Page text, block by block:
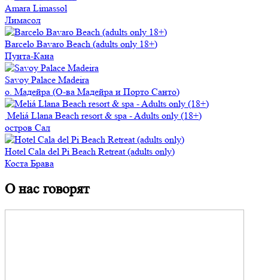
Amara Limassol
Лимаcол
Barcelo Bavaro Beach (adults only 18+)
Пунта-Кана
Savoy Palace Madeira
о. Мадейра (О-ва Мадейра и Порто Санто)
Meliá Llana Beach resort & spa - Adults only (18+)
остров Сал
Hotel Cala del Pi Beach Retreat (adults only)
Коста Брава
О нас говорят